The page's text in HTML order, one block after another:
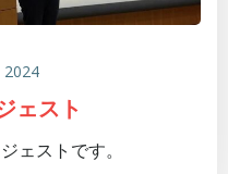
2024
ェスト
ェストです。